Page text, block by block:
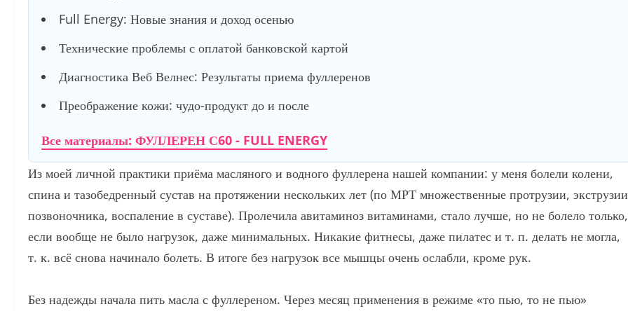
Full Energy: Новые знания и доход осенью
Технические проблемы с оплатой банковской картой
Диагностика Веб Велнес: Результаты приема фуллеренов
Преображение кожи: чудо-продукт до и после
Все материалы: ФУЛЛЕРЕН С60 - FULL ENERGY
Из моей личной практики приёма масляного и водного фуллерена нашей компании: у меня болели колени,
спина и тазобедренный сустав на протяжении нескольких лет (по МРТ множественные протрузии, экструзии
позвоночника, воспаление в суставе). Пролечила авитаминоз витаминами, стало лучше, но не болело только,
если вообще не было нагрузок, даже минимальных. Никакие фитнесы, даже пилатес и т. п. делать не могла,
т. к. всё снова начинало болеть. В итоге без нагрузок все мышцы очень ослабли, кроме рук.
Без надежды начала пить масла с фуллереном. Через месяц применения в режиме «то пью, то не пью»